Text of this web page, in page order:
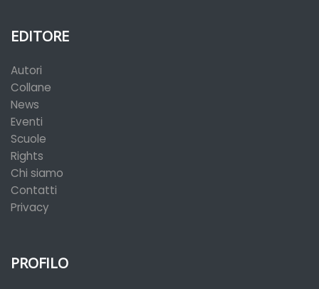
EDITORE
Autori
Collane
News
Eventi
Scuole
Rights
Chi siamo
Contatti
Privacy
PROFILO